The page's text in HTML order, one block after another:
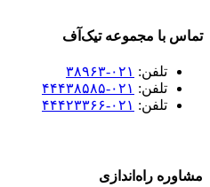
تماس با مجموعه تیک‌آف
تلفن: ۰۲۱-۳۸۹۶۳
تلفن: ۰۲۱-۴۴۴۳۸۵۸۵
تلفن: ۰۲۱-۴۴۴۲۳۳۶۶
مشاوره راه‌اندازی